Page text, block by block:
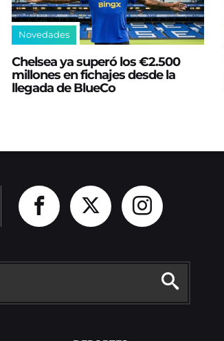
Novedades
Chelsea ya superó los €2.500
millones en fichajes desde la
llegada de BlueCo